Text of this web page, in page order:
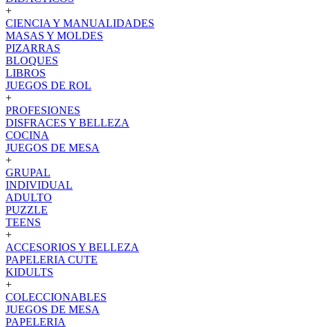
+
CIENCIA Y MANUALIDADES
MASAS Y MOLDES
PIZARRAS
BLOQUES
LIBROS
JUEGOS DE ROL
+
PROFESIONES
DISFRACES Y BELLEZA
COCINA
JUEGOS DE MESA
+
GRUPAL
INDIVIDUAL
ADULTO
PUZZLE
TEENS
+
ACCESORIOS Y BELLEZA
PAPELERIA CUTE
KIDULTS
+
COLECCIONABLES
JUEGOS DE MESA
PAPELERIA